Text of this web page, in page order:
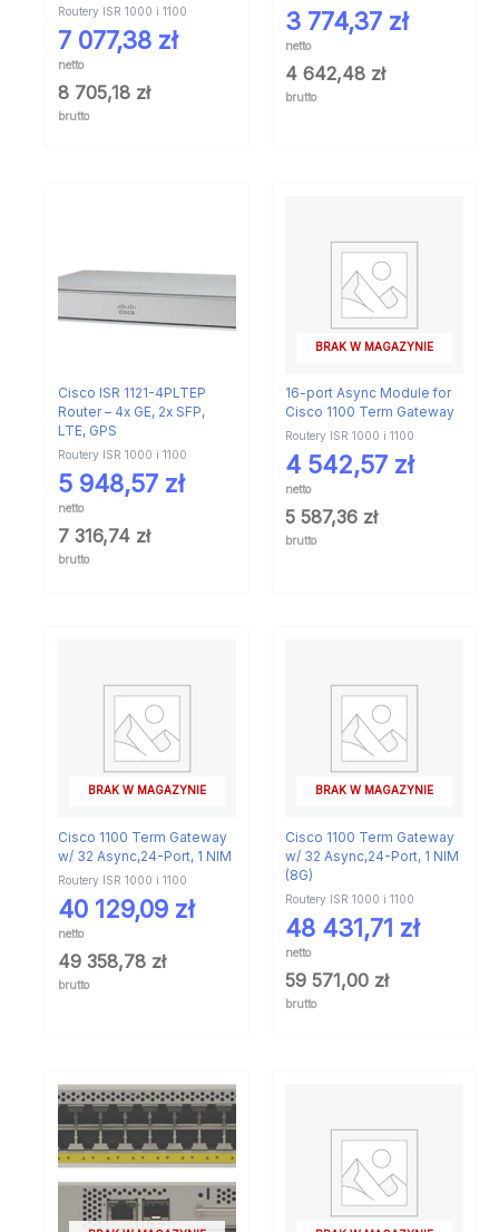
Routery ISR 1000 i 1100
7 077,38 zł
netto
8 705,18 zł
brutto
3 774,37 zł
netto
4 642,48 zł
brutto
Cisco ISR 1121-4PLTEP
Router – 4x GE, 2x SFP,
LTE, GPS
Routery ISR 1000 i 1100
5 948,57 zł
netto
7 316,74 zł
brutto
BRAK W MAGAZYNIE
16-port Async Module for
Cisco 1100 Term Gateway
Routery ISR 1000 i 1100
4 542,57 zł
netto
5 587,36 zł
brutto
BRAK W MAGAZYNIE
Cisco 1100 Term Gateway
w/ 32 Async,24-Port, 1 NIM
Routery ISR 1000 i 1100
40 129,09 zł
netto
49 358,78 zł
brutto
BRAK W MAGAZYNIE
Cisco 1100 Term Gateway
w/ 32 Async,24-Port, 1 NIM
(8G)
Routery ISR 1000 i 1100
48 431,71 zł
netto
59 571,00 zł
brutto